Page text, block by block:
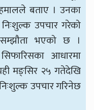
बताए । उनका
उपचार गरेको
सम्झौता भएको छ ।
आधारमा
मङ्सिर २५ गतेदेखि
उपचार गरिनेछ